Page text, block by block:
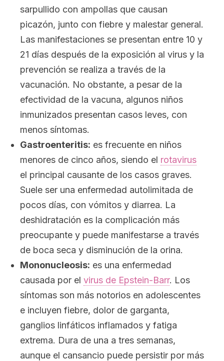
sarpullido con ampollas que causan
picazón, junto con fiebre y malestar general.
Las manifestaciones se presentan entre 10 y
21 días después de la exposición al virus y la
prevención se realiza a través de la
vacunación. No obstante, a pesar de la
efectividad de la vacuna, algunos niños
inmunizados presentan casos leves, con
menos síntomas.
Gastroenteritis: es frecuente en niños
menores de cinco años, siendo el rotavirus
el principal causante de los casos graves.
Suele ser una enfermedad autolimitada de
pocos días, con vómitos y diarrea. La
deshidratación es la complicación más
preocupante y puede manifestarse a través
de boca seca y disminución de la orina.
Mononucleosis: es una enfermedad
causada por el virus de Epstein-Barr. Los
síntomas son más notorios en adolescentes
e incluyen fiebre, dolor de garganta,
ganglios linfáticos inflamados y fatiga
extrema. Dura de una a tres semanas,
aunque el cansancio puede persistir por más